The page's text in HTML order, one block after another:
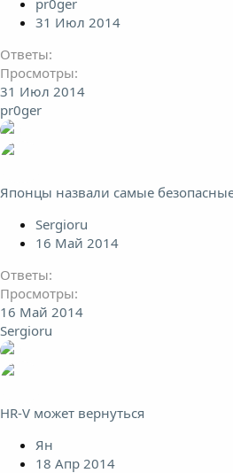
pr0ger
31 Июл 2014
Ответы
Просмотры
31 Июл 2014
pr0ger
Японцы назвали самые
Sergioru
16 Май 2014
Ответы
Просмотры
16 Май 2014
Sergioru
HR-V может вернуться
Ян
18 Апр 2014